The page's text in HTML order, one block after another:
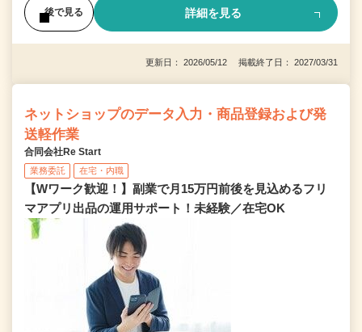
後で見る 詳細を見る
更新日： 2026/05/12 掲載終了日： 2027/03/31
ネットショップのデータ入力・商品登録および発
送軽作業
合同会社Re Start
業務委託 在宅・内職
【Wワーク歓迎！】副業で月15万円前後を見込めるフリ
マアプリ出品の運用サポート！未経験／在宅OK